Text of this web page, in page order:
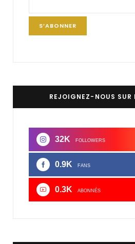
REJOIGNEZ-NOUS SUR
32K FOLLOWERS
0.9K FANS
0.3K ABONNÉS